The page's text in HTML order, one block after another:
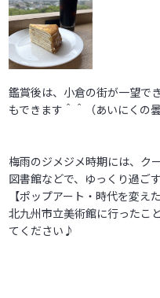
鑑賞後は、小倉の街が一望で
もできます＾＾（あいにくの
梅雨のジメジメ時期には、ク
図書館などで、ゆっくり過ご
【ポップアート・時代を変え
北九州市立美術館に行ったこ
てください♪